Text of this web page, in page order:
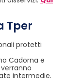
Tper
protetti
Cadorna e
intermedie.